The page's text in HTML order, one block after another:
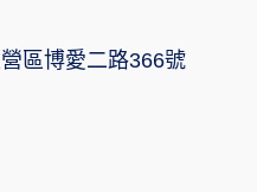
區博愛二路366號